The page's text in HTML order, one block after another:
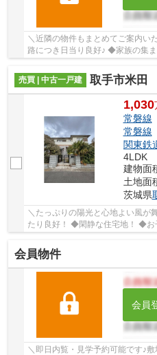
＼近隣の物件もまとめてご案内いたし
路につき日当り良好♪ ◆家族の集
市ガス物件 ◆大型ウォークインク
売買 | 中古一戸建
取手市米田
1,030
常磐線
常磐線
関東鉄
4LDK
建物面
土地面
茨城県
＼たっぷりの陽光と心地よい風が舞い込む
たり良好！ ◆閑静な住宅地！ ◆お
会員物件
会員
＼即日内覧・見学予約可能です♪